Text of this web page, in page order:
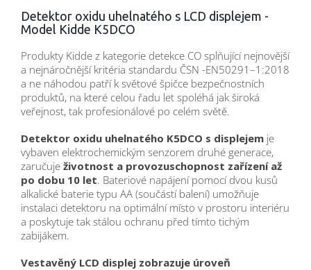
Detektor oxidu uhelnatého s LCD displejem -
Model Kidde K5DCO
Produkty Kidde z kategorie detekce CO splňující nejnovější
a nejnáročnější kritéria standardu ČSN -EN50291–1:2018
a ne náhodou patří k světové špičce bezpečnostních
produktů, na které celou řadu let spoléhá jak široká
veřejnost, tak profesionálové po celém světě.
Detektor oxidu uhelnatého K5DCO s displejem je
vybaven elektrochemickým senzorem druhé generace,
zaručuje životnost a provozuschopnost zařízení až
po dobu 10 let. Bateriové napájení pomocí dvou kusů
alkalické baterie typu AA (součástí balení) umožňuje
instalaci detektoru na optimální místo v prostoru interiéru
a poskytuje tak stálou ochranu před tímto tichým
zabijákem.
Vestavěný LCD displej zobrazuje úroveň